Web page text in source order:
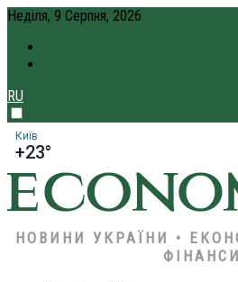
Неділя, 9 Серпня, 2026
RU
Київ
+23°
НОВИНИ УКРАЇНИ •
ФІНАНСИ